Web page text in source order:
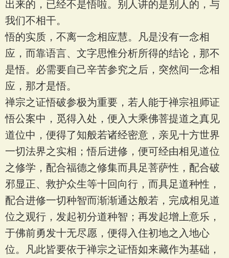
出来的，已经不是悟啦。别人讲的是别人的，与
我们不相干。
悟的实质，不离一念相应慧。凡是没有一念相
应，而靠语言、文字思惟分析所得的结论，那不
是悟。必需要自己辛苦参究之后，突然间一念相
应，那才是悟。
禅宗之证悟破参极为重要，若人能于禅宗祖师证
悟公案中，觅得入处，便入大乘佛菩提道之真见
道位中，便得了知般若诸经密意，亲见十方世界
一切法界之实相；悟后进修，便可经由相见道位
之修学，配合福德之修集而具足菩萨性，配合破
邪显正、救护众生等十回向行，而具足道种性，
配合进修一切种智而渐渐通达般若，完成相见道
位之观行，发起初分道种智；再发起增上意乐，
于佛前勇发十无尽愿，便得入住初地之入地心
位。凡此皆要依于禅宗之证悟如来藏作为基础，